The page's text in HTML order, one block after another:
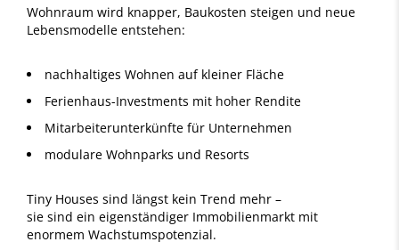
Wohnraum wird knapper, Baukosten steigen und neue
Lebensmodelle entstehen:
nachhaltiges Wohnen auf kleiner Fläche
Ferienhaus-Investments mit hoher Rendite
Mitarbeiterunterkünfte für Unternehmen
modulare Wohnparks und Resorts
Tiny Houses sind längst kein Trend mehr –
sie sind ein eigenständiger Immobilienmarkt mit
enormem Wachstumspotenzial.